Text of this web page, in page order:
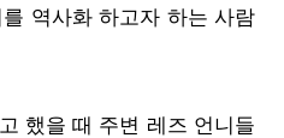
역사화 하고자 하는 사람
했을 때 주변 레즈 언니들